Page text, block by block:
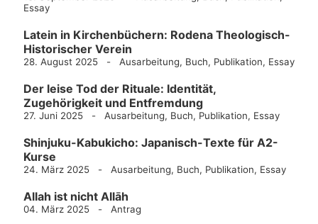
Essay
Latein in Kirchenbüchern: Rodena Theologisch-
Historischer Verein
28. August 2025 - Ausarbeitung, Buch, Publikation, Essay
Der leise Tod der Rituale: Identität,
Zugehörigkeit und Entfremdung
27. Juni 2025 - Ausarbeitung, Buch, Publikation, Essay
Shinjuku-Kabukicho: Japanisch-Texte für A2-
Kurse
24. März 2025 - Ausarbeitung, Buch, Publikation, Essay
Allah ist nicht Allāh
04. März 2025 - Antrag